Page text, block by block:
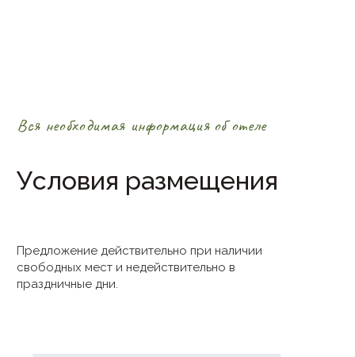
Вся необходимая информация об отеле
Условия размещения
Предложение действительно при наличии
свободных мест и недействительно в
праздничные дни.